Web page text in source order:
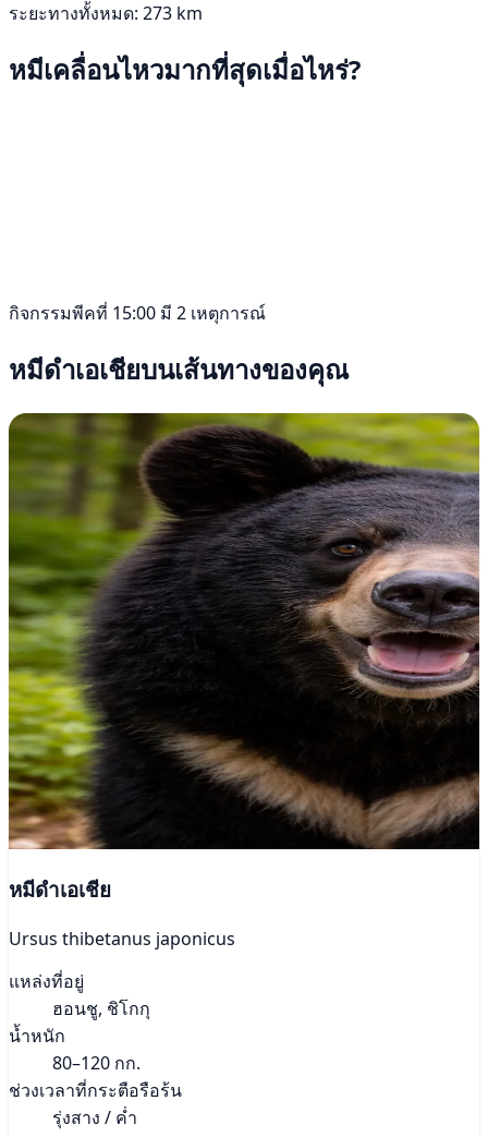
ระยะทางทั้งหมด: 273 km
หมีเคลื่อนไหวมากที่สุดเมื่อไหร่?
กิจกรรมพีคที่ 15:00 มี 2 เหตุการณ์
หมีดำเอเชียบนเส้นทางของคุณ
หมีดำเอเชีย
Ursus thibetanus japonicus
แหล่งที่อยู่
ฮอนชู, ชิโกกุ
น้ำหนัก
80–120 กก.
ช่วงเวลาที่กระตือรือร้น
รุ่งสาง / ค่ำ